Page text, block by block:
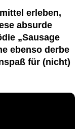
erleben,
absurde
„Sausage
ebenso derbe
für (nicht)